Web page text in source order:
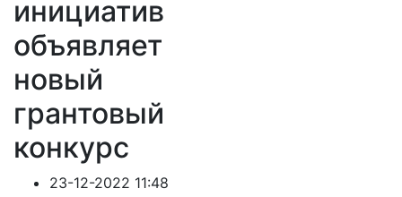
инициатив
объявляет
новый
грантовый
конкурс
23-12-2022 11:48